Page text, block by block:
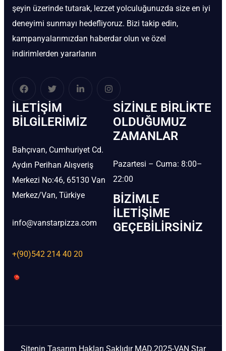
şeyin üzerinde tutarak, lezzet yolculuğunuzda size en iyi
deneyimi sunmayı hedefliyoruz. Bizi takip edin,
kampanyalarımızdan haberdar olun ve özel
indirimlerden yararlanın
İLETIŞIM
BİLGILERIMIZ
Bahçıvan, Cumhuriyet Cd.
Aydın Perihan Alışveriş
Merkezi No:46, 65130 Van
Merkez/Van, Türkiye
info@vanstarpizza.com
+(90)542 214 40 20
SIZINLE BIRLIKTE
OLDUĞUMUZ
ZAMANLAR
Pazartesi – Cuma: 8:00–
22:00
BIZIMLE
İLETIŞIME
GEÇEBILIRSINIZ
Sitenin Tasarım Hakları Saklıdır MAD.2025-VAN Star